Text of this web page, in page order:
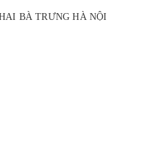
BÀ TRƯNG HÀ NỘI